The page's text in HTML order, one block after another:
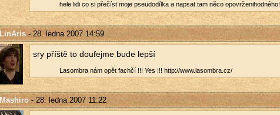
hele lidi co si pře­číst moje pseu­do­díl­ka a na­psat tam něco opo­vr­že­ni­hod­né­ho!
LinAris- 28. ledna 2007 14:59
sry příš­tě to dou­fej­me bude lepší
La­som­b­ra nám opět fa­ch­čí !!! Yes !!! http://​www.​lasombra.​cz/​
Mashiro- 28. ledna 2007 11:22